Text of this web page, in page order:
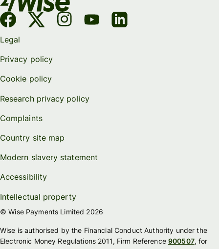
Legal
Privacy policy
Cookie policy
Research privacy policy
Complaints
Country site map
Modern slavery statement
Accessibility
Intellectual property
© Wise Payments Limited 2026
Wise is authorised by the Financial Conduct Authority under the
Electronic Money Regulations 2011, Firm Reference900507, for